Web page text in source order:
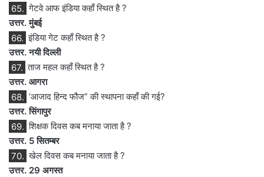
65. गेटवे आफ इंडिया कहाँ स्थित है ?
उत्तर. मुंबई
66. इंडिया गेट कहाँ स्थित है ?
उत्तर. नयी दिल्ली
67. ताज महल कहाँ स्थित है ?
उत्तर. आगरा
68. ‘आजाद हिन्द फौज” की स्थापना कहाँ की गई?
उत्तर. सिंगापुर
69. शिक्षक दिवस कब मनाया जाता है ?
उत्तर. 5 सितम्बर
70. खेल दिवस कब मनाया जाता है ?
उत्तर. 29 अगस्त